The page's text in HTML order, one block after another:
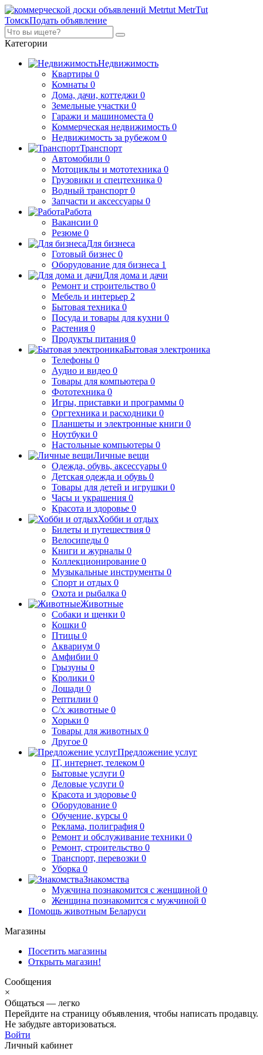
MetrTut
ТомскПодать объявление
Категории
Недвижимость
Квартиры 0
Комнаты 0
Дома, дачи, коттеджи 0
Земельные участки 0
Гаражи и машиноместа 0
Коммерческая недвижимость 0
Недвижимость за рубежом 0
Транспорт
Автомобили 0
Мотоциклы и мототехника 0
Грузовики и спецтехника 0
Водный транспорт 0
Запчасти и аксессуары 0
Работа
Вакансии 0
Резюме 0
Для бизнеса
Готовый бизнес 0
Оборудование для бизнеса 1
Для дома и дачи
Ремонт и строительство 0
Мебель и интерьер 2
Бытовая техника 0
Посуда и товары для кухни 0
Растения 0
Продукты питания 0
Бытовая электроника
Телефоны 0
Аудио и видео 0
Товары для компьютера 0
Фототехника 0
Игры, приставки и программы 0
Оргтехника и расходники 0
Планшеты и электронные книги 0
Ноутбуки 0
Настольные компьютеры 0
Личные вещи
Одежда, обувь, аксессуары 0
Детская одежда и обувь 0
Товары для детей и игрушки 0
Часы и украшения 0
Красота и здоровье 0
Хобби и отдых
Билеты и путешествия 0
Велосипеды 0
Книги и журналы 0
Коллекционирование 0
Музыкальные инструменты 0
Спорт и отдых 0
Охота и рыбалка 0
Животные
Собаки и щенки 0
Кошки 0
Птицы 0
Аквариум 0
Амфибии 0
Грызуны 0
Кролики 0
Лошади 0
Рептилии 0
С/х животные 0
Хорьки 0
Товары для животных 0
Другое 0
Предложение услуг
IT, интернет, телеком 0
Бытовые услуги 0
Деловые услуги 0
Красота и здоровье 0
Оборудование 0
Обучение, курсы 0
Реклама, полиграфия 0
Ремонт и обслуживание техники 0
Ремонт, строительство 0
Транспорт, перевозки 0
Уборка 0
Знакомства
Мужчина познакомится с женщиной 0
Женщина познакомится с мужчиной 0
Помощь животным Беларуси
Магазины
Посетить магазины
Открыть магазин!
Сообщения
×
Общаться — легко
Перейдите на страницу объявления, чтобы написать продавцу.
Не забудьте авторизоваться.
Войти
Личный кабинет